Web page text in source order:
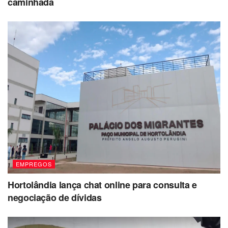
Auxiliar Geral de Conservação – 1 vaga
Empregado Doméstico nos Serviços Gerais – 1
vaga
Zelador – 1 vaga
EMPREGOS
Hortolândia lança chat online para consulta e
negociação de dívidas